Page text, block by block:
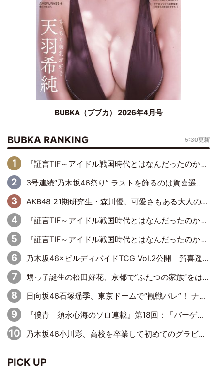
BUBKA（ブブカ） 2026年4月号
BUBKA RANKING 5:30更新
『証言TIF～アイドル戦国時代とはなんだったのか～』第6回：でんぱ組.inc・古川未鈴×相沢梨紗「『ハロプロやりたかったな』って言ったら、夢眠ねむさんに『てめえはでんぱ組．incなんだよ！』って肩パンされて(笑)」
3号連続“乃木坂46祭り” ラストを飾るのは賀喜遥香…5年ぶりの登場に「5年分大人になった私を見ていただけたら」
AKB48 21期研究生・森川優、可愛さもある大人の女性に
『証言TIF～アイドル戦国時代とはなんだったのか～』第11回：私立恵比寿中学・真山りか×安本彩花「TIFで10年ぶりのキョンシーメイクをしたら、場を完全に引かせてしまって。時代が変わったんだなって」
『証言TIF～アイドル戦国時代とはなんだったのか～』第10回：さくら学院・武藤彩未×飯田らうら「正直、中3で辞めるというのを信じてなくて。そう言われてはいたけど、嘘でしょって」
乃木坂46×ビルディバイドTCG Vol.2公開 賀喜遥香＆田村真佑が『京まふ』ステージに登壇
甥っ子誕生の松田好花、京都で“ふたつの家族”をはしご！ “母”黒谷友香に見送られ、“父”松岡昌宏とはハシゴ酒
日向坂46石塚瑶季、東京ドームで“観戦バレ”！ ナイツ・塙も認めた「巨人に詳しすぎるアイドル」は元VENUSスクール生で杉内コーチ推し⁉
『僕青 須永心海のソロ連載』第18回：「バーゲンセールハンターみうな inしまむら」編
乃木坂46小川彩、高校を卒業して初めてのグラビア「大人になった感じがしました(笑)」
PICK UP